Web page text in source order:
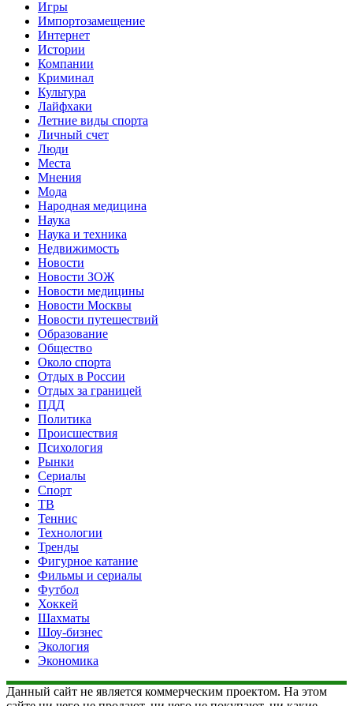
Игры
Импортозамещение
Интернет
Истории
Компании
Криминал
Культура
Лайфхаки
Летние виды спорта
Личный счет
Люди
Места
Мнения
Мода
Народная медицина
Наука
Наука и техника
Недвижимость
Новости
Новости ЗОЖ
Новости медицины
Новости Москвы
Новости путешествий
Образование
Общество
Около спорта
Отдых в России
Отдых за границей
ПДД
Политика
Происшествия
Психология
Рынки
Сериалы
Спорт
ТВ
Теннис
Технологии
Тренды
Фигурное катание
Фильмы и сериалы
Футбол
Хоккей
Шахматы
Шоу-бизнес
Экология
Экономика
Данный сайт не является коммерческим проектом. На этом